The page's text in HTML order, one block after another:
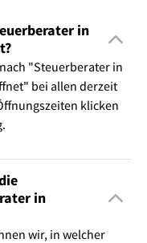
in
"Steuerberater in
bei allen derzeit
klicken
in
wir, in welcher